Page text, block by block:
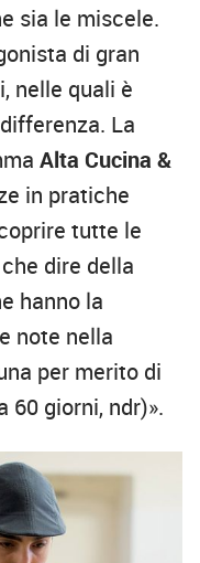
sia le miscele.
di gran
nelle quali è
La
Alta Cucina &
in pratiche
tutte le
dire della
hanno la
note nella
per merito di
60 giorni, ndr)».